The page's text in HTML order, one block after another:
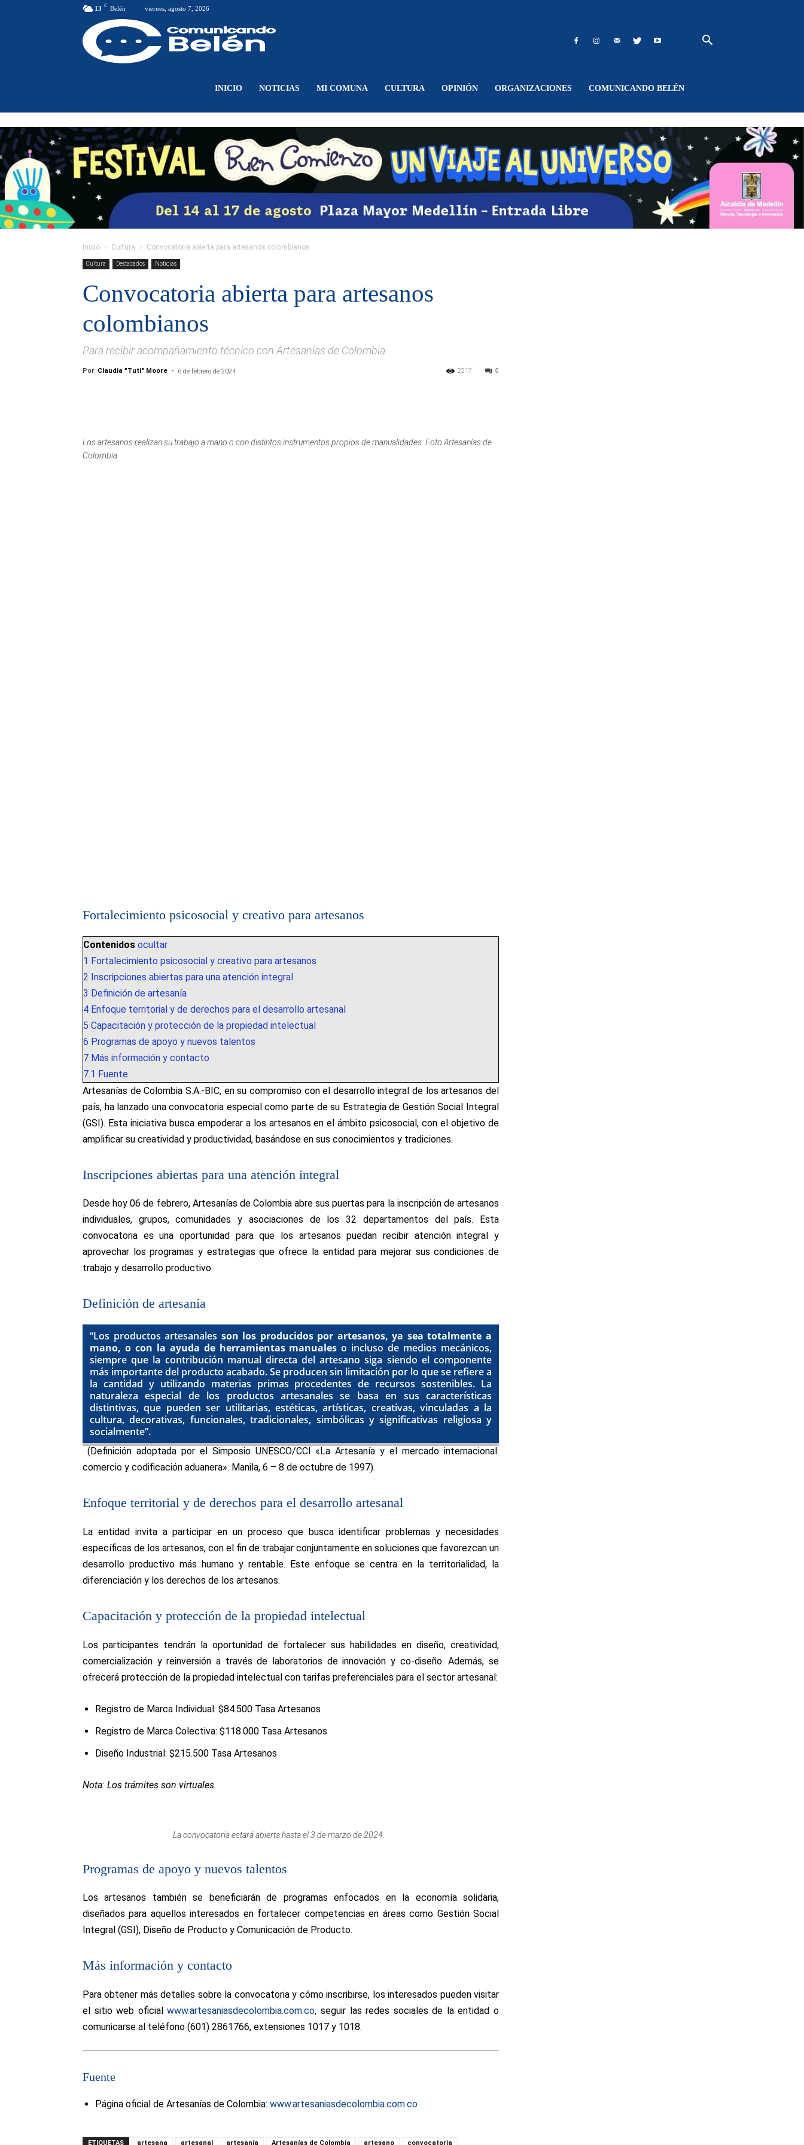
13 C Belén viernes, agosto 7, 2026
Belén
INICIO NOTICIAS MI COMUNA CULTURA OPINIÓN ORGANIZACIONES COMUNICANDO BELÉN
Inicio Cultura Convocatoria abierta para artesanos colombianos
Cultura Destacados Noticias
Convocatoria abierta para artesanos
colombianos
Para recibir acompañamiento técnico con Artesanías de Colombia
Por Claudia "Tuti" Moore - 6 de febrero de 2024 0
2217
Los artesanos realizan su trabajo a mano o con distintos instrumentos propios de manualidades. Foto Artesanías de
Colombia
Fortalecimiento psicosocial y creativo para artesanos
Contenidos ocultar
1 Fortalecimiento psicosocial y creativo para artesanos
2 Inscripciones abiertas para una atención integral
3 Definición de artesanía
4 Enfoque territorial y de derechos para el desarrollo artesanal
5 Capacitación y protección de la propiedad intelectual
6 Programas de apoyo y nuevos talentos
7 Más información y contacto
7.1 Fuente
Artesanías de Colombia S.A.-BIC, en su compromiso con el desarrollo integral de los artesanos del
país, ha lanzado una convocatoria especial como parte de su Estrategia de Gestión Social Integral
(GSI). Esta iniciativa busca empoderar a los artesanos en el ámbito psicosocial, con el objetivo de
amplificar su creatividad y productividad, basándose en sus conocimientos y tradiciones.
Inscripciones abiertas para una atención integral
Desde hoy 06 de febrero, Artesanías de Colombia abre sus puertas para la inscripción de artesanos
individuales, grupos, comunidades y asociaciones de los 32 departamentos del país. Esta
convocatoria es una oportunidad para que los artesanos puedan recibir atención integral y
aprovechar los programas y estrategias que ofrece la entidad para mejorar sus condiciones de
trabajo y desarrollo productivo.
Definición de artesanía
“Los productos artesanales son los producidos por artesanos, ya sea totalmente a
mano, o con la ayuda de herramientas manuales o incluso de medios mecánicos,
siempre que la contribución manual directa del artesano siga siendo el componente
más importante del producto acabado. Se producen sin limitación por lo que se refiere a
la cantidad y utilizando materias primas procedentes de recursos sostenibles. La
naturaleza especial de los productos artesanales se basa en sus características
distintivas, que pueden ser utilitarias, estéticas, artísticas, creativas, vinculadas a la
cultura, decorativas, funcionales, tradicionales, simbólicas y significativas religiosa y
socialmente”.
(Definición adoptada por el Simposio UNESCO/CCI «La Artesanía y el mercado internacional:
comercio y codificación aduanera». Manila, 6 – 8 de octubre de 1997).
Enfoque territorial y de derechos para el desarrollo artesanal
La entidad invita a participar en un proceso que busca identificar problemas y necesidades
específicas de los artesanos, con el fin de trabajar conjuntamente en soluciones que favorezcan un
desarrollo productivo más humano y rentable. Este enfoque se centra en la territorialidad, la
diferenciación y los derechos de los artesanos.
Capacitación y protección de la propiedad intelectual
Los participantes tendrán la oportunidad de fortalecer sus habilidades en diseño, creatividad,
comercialización y reinversión a través de laboratorios de innovación y co-diseño. Además, se
ofrecerá protección de la propiedad intelectual con tarifas preferenciales para el sector artesanal:
Registro de Marca Individual: $84.500 Tasa Artesanos
Registro de Marca Colectiva: $118.000 Tasa Artesanos
Diseño Industrial: $215.500 Tasa Artesanos
Nota: Los trámites son virtuales.
La convocatoria estará abierta hasta el 3 de marzo de 2024.
Programas de apoyo y nuevos talentos
Los artesanos también se beneficiarán de programas enfocados en la economía solidaria,
diseñados para aquellos interesados en fortalecer competencias en áreas como Gestión Social
Integral (GSI), Diseño de Producto y Comunicación de Producto.
Más información y contacto
Para obtener más detalles sobre la convocatoria y cómo inscribirse, los interesados pueden visitar
el sitio web oficialwww.artesaniasdecolombia.com.co, seguir las redes sociales de la entidad o
comunicarse al teléfono (601) 2861766, extensiones 1017 y 1018.
Fuente
Página oficial de Artesanías de Colombia: www.artesaniasdecolombia.com.co
ETIQUETAS artesana artesanal artesanía Artesanías de Colombia artesano convocatoria